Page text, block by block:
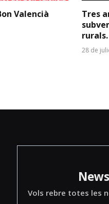
Valencià
Tres
rurals.
28 de
Vols rebre totes les